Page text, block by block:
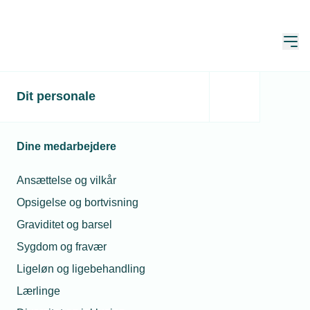
Dit personale
Dine medarbejdere
Ansættelse og vilkår
Opsigelse og bortvisning
Graviditet og barsel
Sygdom og fravær
Ligeløn og ligebehandling
Lærlinge
10 tips til robotbraget
Publiceret: 17. apr. 2023